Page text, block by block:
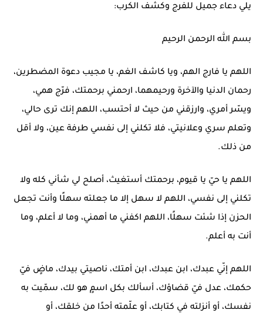
يلي دعاء جميل للفرج وكشف الكرب:
بسم الله الرحمن الرحيم
اللهم يا فارج الهم، ويا كاشف الغم، يا مجيب دعوة المضطرين،
رحمان الدنيا والآخرة ورحيمهما، ارحمني برحمتك، فرّج همي،
ويسّر أمري، وارزقني من حيث لا أحتسب، اللهم إنك ترى حالي،
وتعلم سري وعلانيتي، فلا تكلني إلى نفسي طرفة عين، ولا أقل
من ذلك.
اللهم يا حيّ يا قيوم، برحمتك أستغيث، أصلح لي شأني كله ولا
تكلني إلى نفسي، اللهم لا سهل إلا ما جعلته سهلًا وأنت تجعل
الحزن إذا شئت سهلًا، اللهم اكفني ما أهمني، وما لا أعلم، وما
أنت به أعلم.
اللهم إنّي عبدك، ابن عبدك، ابن أمتك، ناصيتي بيدك، ماضٍ فيّ
حكمك، عدل فيّ قضاؤك، أسألك بكل اسمٍ هو لك، سمّيت به
نفسك، أو أنزلته في كتابك، أو علّمته أحدًا من خلقك، أو